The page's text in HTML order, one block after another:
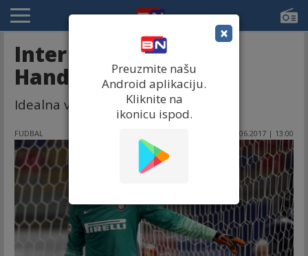
Inter tjera Samira
Handanovića?!
Idealna vest za Mauricija Sarija!
FUDBAL 29.06.2017 | 13:00
×
Preuzmite našu
Android aplikaciju.
Kliknite na
ikonicu ispod.